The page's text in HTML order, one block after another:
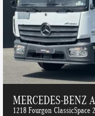
MERCEDES-BENZ
1218 Fourgon ClassicSpace